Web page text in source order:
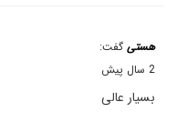
هستی گفت:
2 سال پیش
بسیار عالی